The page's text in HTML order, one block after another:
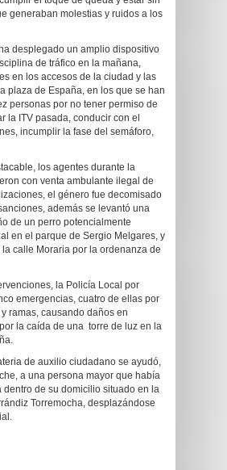
generaban molestias y ruidos a los
desplegado un amplio dispositivo
de tráfico en la mañana,
en los accesos de la ciudad y las
plaza de España, en los que se han
personas por no tener permiso de
la ITV pasada, conducir con el
incumplir la fase del semáforo,
los agentes durante la
con venta ambulante ilegal de
el género fue decomisado
además se levantó una
de un perro potencialmente
en el parque de Sergio Melgares, y
calle Moraria por la ordenanza de
la Policía Local por
emergencias, cuatro de ellas por
ramas, causando daños en
la caída de una torre de luz en la
de auxilio ciudadano se ayudó,
a una persona mayor que había
dentro de su domicilio situado en la
Torremocha, desplazándose